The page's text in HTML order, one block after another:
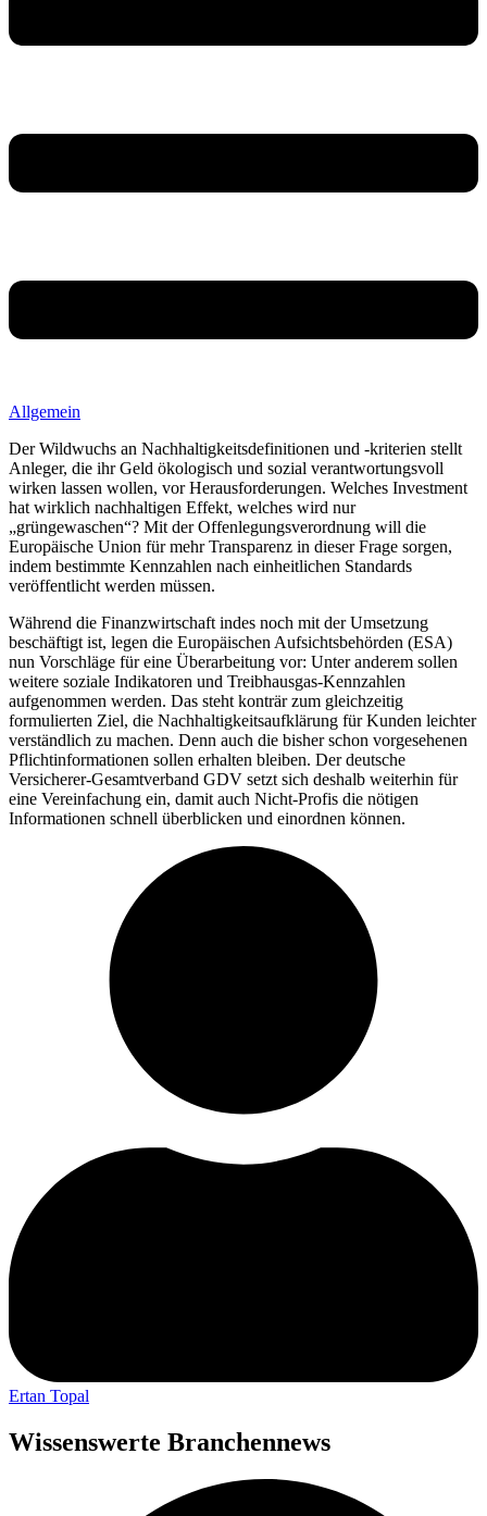
Allgemein
Der Wildwuchs an Nachhaltigkeitsdefinitionen und -kriterien stellt
Anleger, die ihr Geld ökologisch und sozial verantwortungsvoll
wirken lassen wollen, vor Herausforderungen. Welches Investment
hat wirklich nachhaltigen Effekt, welches wird nur
„grüngewaschen“? Mit der Offenlegungsverordnung will die
Europäische Union für mehr Transparenz in dieser Frage sorgen,
indem bestimmte Kennzahlen nach einheitlichen Standards
veröffentlicht werden müssen.
Während die Finanzwirtschaft indes noch mit der Umsetzung
beschäftigt ist, legen die Europäischen Aufsichtsbehörden (ESA)
nun Vorschläge für eine Überarbeitung vor: Unter anderem sollen
weitere soziale Indikatoren und Treibhausgas-Kennzahlen
aufgenommen werden. Das steht konträr zum gleichzeitig
formulierten Ziel, die Nachhaltigkeitsaufklärung für Kunden leichter
verständlich zu machen. Denn auch die bisher schon vorgesehenen
Pflichtinformationen sollen erhalten bleiben. Der deutsche
Versicherer-Gesamtverband GDV setzt sich deshalb weiterhin für
eine Vereinfachung ein, damit auch Nicht-Profis die nötigen
Informationen schnell überblicken und einordnen können.
Ertan Topal
Wissenswerte Branchennews